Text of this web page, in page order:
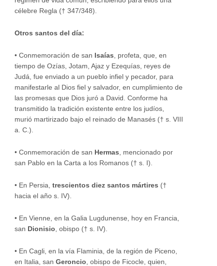
célebre Regla († 347/348).
Otros santos del día:
• Conmemoración de san Isaías, profeta, que, en
tiempo de Ozías, Jotam, Ajaz y Ezequías, reyes de
Judá, fue enviado a un pueblo infiel y pecador, para
manifestarle al Dios fiel y salvador, en cumplimiento de
las promesas que Dios juró a David. Conforme ha
transmitido la tradición existente entre los judíos,
murió martirizado bajo el reinado de Manasés († s. VIII
a. C.).
• Conmemoración de san Hermas , mencionado por
san Pablo en la Carta a los Romanos († s. I).
• En Persia, trescientos diez santos mártires (†
hacia el año s. IV).
• En Vienne, en la Galia Lugdunense, hoy en Francia,
san Dionisio , obispo († s. IV).
• En Cagli, en la vía Flaminia, de la región de Piceno,
en Italia, san Geroncio , obispo de Ficocle, quien,